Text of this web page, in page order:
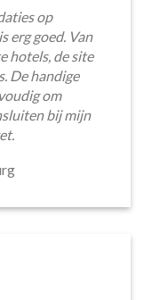
op
erg goed. Van
hotels, de site
De handige
om
bij mijn